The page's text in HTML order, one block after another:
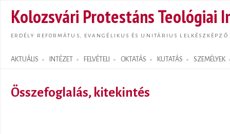
Kolozsvári Protestáns Teológiai
ERDÉLY REFORMÁTUS, EVANGÉLIKUS ÉS UNITÁRIUS LELKÉSZKÉPZŐ
AKTUÁLIS INTÉZET FELVÉTELI OKTATÁS KUTATÁS SZEMÉLYEK
Search form
Összefoglalás, kitekintés